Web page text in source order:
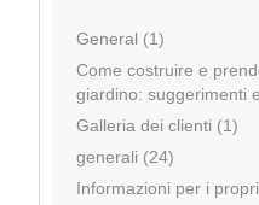
General (1)
Come costruire e
giardino: suggerimenti
Galleria dei clienti (1)
generali (24)
Informazioni per i